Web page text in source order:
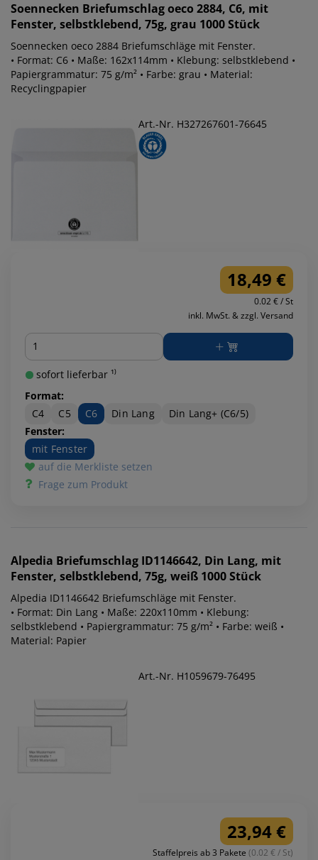
Soennecken Briefumschlag oeco 2884, C6, mit
Fenster, selbstklebend, 75g, grau 1000 Stück
Soennecken oeco 2884 Briefumschläge mit Fenster.
• Format: C6 • Maße: 162x114mm • Klebung: selbstklebend •
Papiergrammatur: 75 g/m² • Farbe: grau • Material:
Recyclingpapier
Art.-Nr. H327267601-76645
18,49 €
0.02 € / St
inkl. MwSt. & zzgl. Versand
Menge
sofort lieferbar ¹⁾
Format:
C4
C5 C6 Din Lang
Din Lang+ (C6/5)
Fenster:
mit Fenster
auf die Merkliste setzen
Frage zum Produkt
Alpedia Briefumschlag ID1146642, Din Lang, mit
Fenster, selbstklebend, 75g, weiß 1000 Stück
Alpedia ID1146642 Briefumschläge mit Fenster.
• Format: Din Lang • Maße: 220x110mm • Klebung:
selbstklebend • Papiergrammatur: 75 g/m² • Farbe: weiß •
Material: Papier
Art.-Nr. H1059679-76495
23,94 €
Staffelpreis ab 3 Pakete (0.02 € / St)